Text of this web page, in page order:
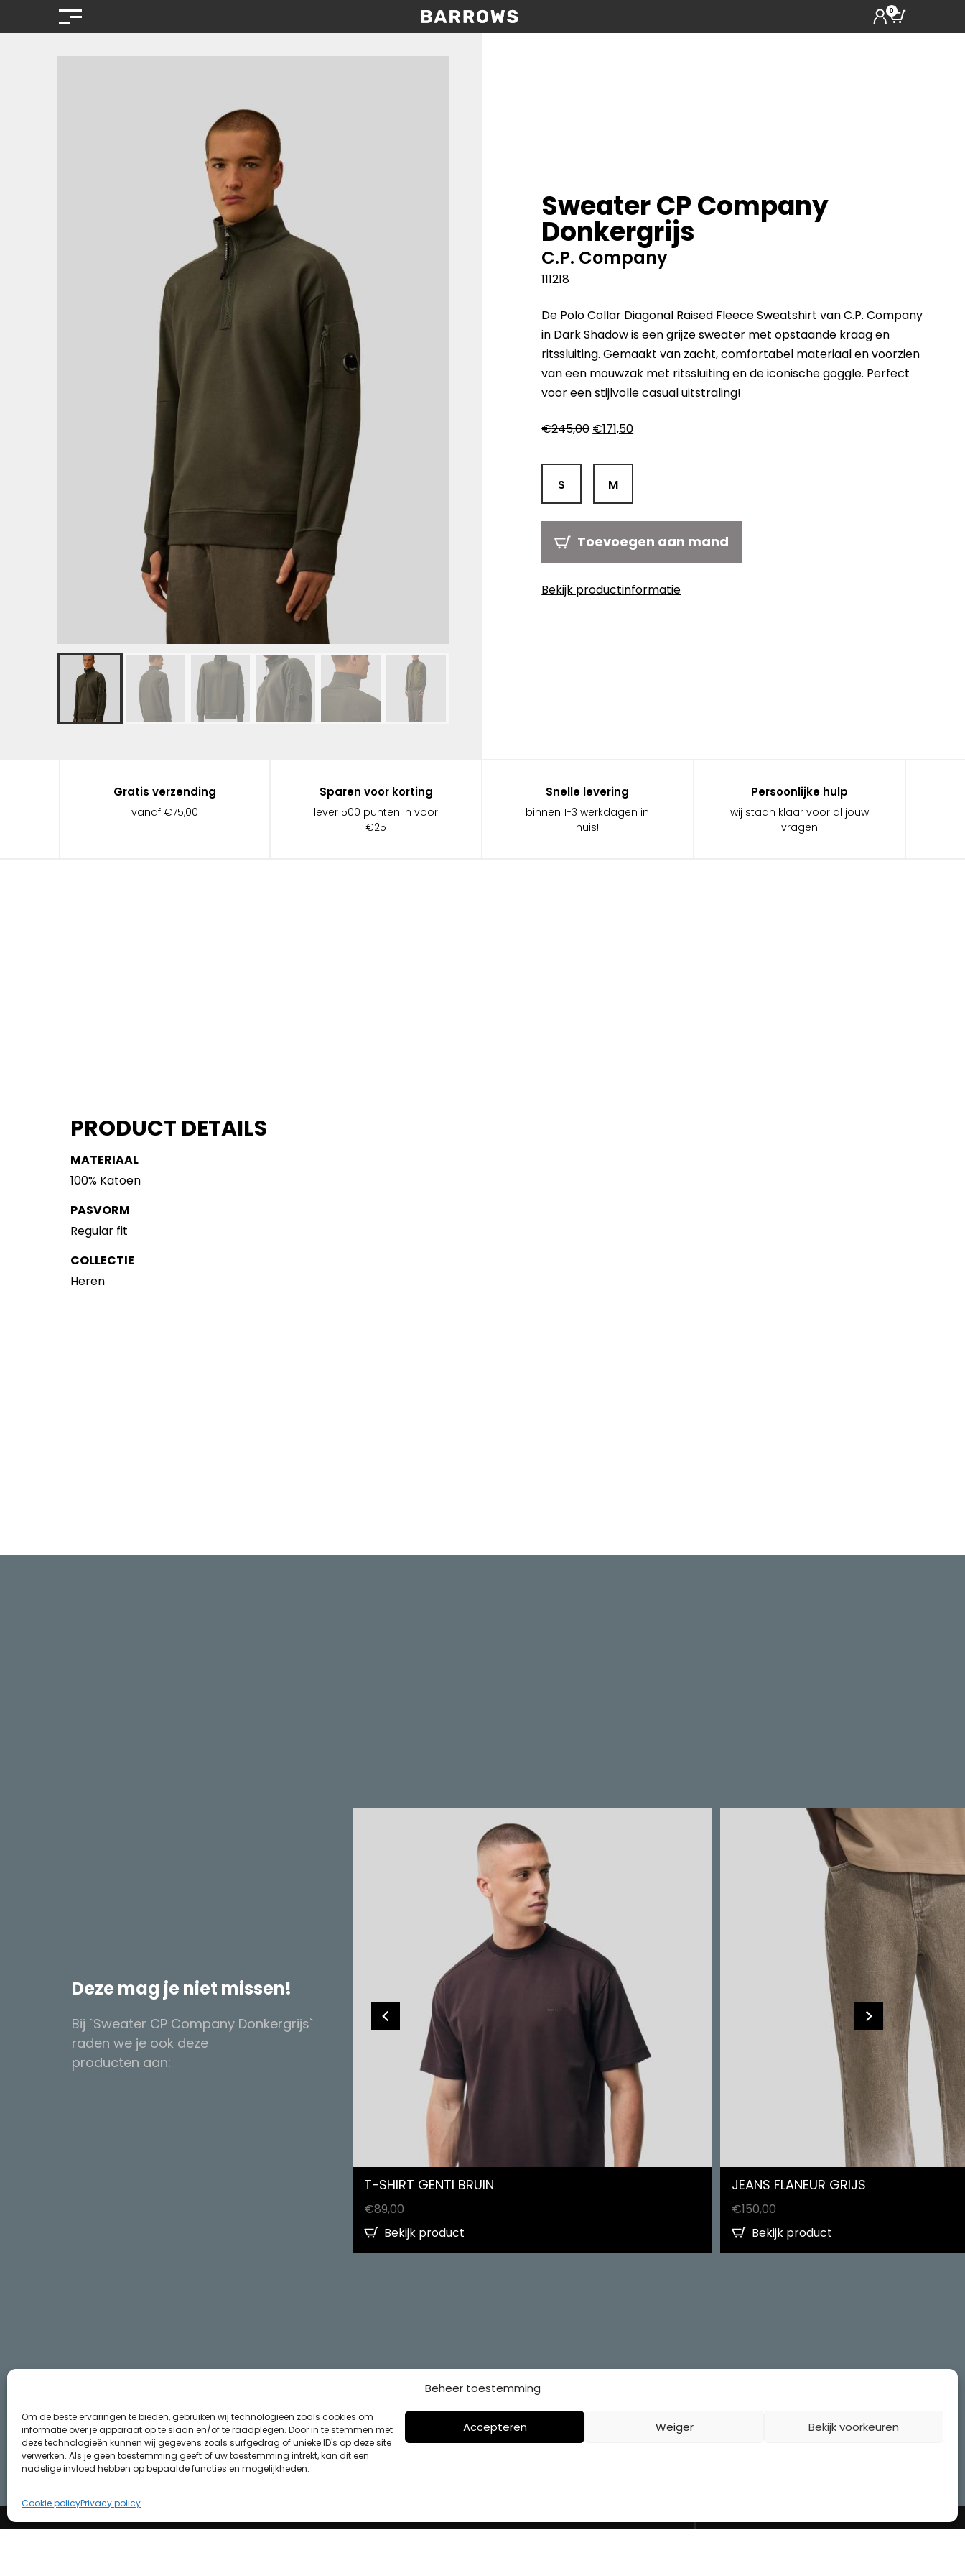
Beheer toestemming
Om de beste ervaringen te bieden, gebruiken wij technologieën zoals cookies om
informatie over je apparaat op te slaan en/of te raadplegen. Door in te stemmen met
deze technologieën kunnen wij gegevens zoals surfgedrag of unieke ID's op deze site
verwerken. Als je geen toestemming geeft of uw toestemming intrekt, kan dit een
nadelige invloed hebben op bepaalde functies en mogelijkheden.
Accepteren Weiger Bekijk voorkeuren
Cookie policyPrivacy policy
0
Sweater CP Company
Donkergrijs
C.P. Company
111218
De Polo Collar Diagonal Raised Fleece Sweatshirt van C.P. Company
in Dark Shadow is een grijze sweater met opstaande kraag en
ritssluiting. Gemaakt van zacht, comfortabel materiaal en voorzien
van een mouwzak met ritssluiting en de iconische goggle. Perfect
voor een stijlvolle casual uitstraling!
€245,00 Oorspronkelijke
was:
€245,00.
€171,50Huidige
is:
S M
Toevoegen aan mand
Bekijk productinformatie
Gratis verzending
vanaf €75,00
Sparen voor korting
lever 500 punten in voor
€25
Snelle levering
binnen 1-3 werkdagen in
huis!
Persoonlijke hulp
wij staan klaar voor al jouw
vragen
PRODUCT DETAILS
MATERIAAL
100% Katoen
PASVORM
Regular fit
COLLECTIE
Heren
Deze mag je niet missen!
Bij `Sweater CP Company Donkergrijs`
raden we je ook deze
producten aan:
T-SHIRT GENTI BRUIN
€89,00
Bekijk product
JEANS FLANEUR GRIJS
€150,00
Bekijk product